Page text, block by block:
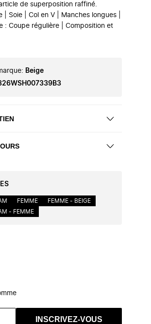
de superposition raffiné.
| Soie | Col en V | Manches longues |
: Coupe régulière | Composition et
: Beige
FEMME
FEMME - BEIGE
- FEMME
INSCRIVEZ-VOUS